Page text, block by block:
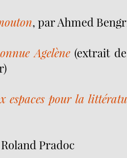
, par Ahmed
Agelène (extrait
espaces pour la
Pradoc